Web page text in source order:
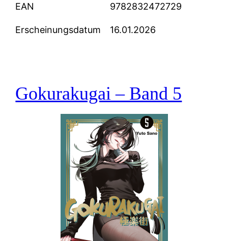
EAN 9782832472729
Erscheinungsdatum 16.01.2026
Gokurakugai – Band 5